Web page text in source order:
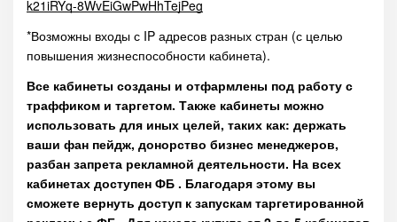
k21iRYq-8WvEiGwPwHhTejPeg
*Возможны входы с IP адресов разных стран (с целью
повышения жизнеспособности кабинета).
Все кабинеты созданы и отфармлены под работу с
траффиком и таргетом. Также кабинеты можно
использовать для иных целей, таких как: держать
ваши фан пейдж, донорство бизнес менеджеров,
разбан запрета рекламной деятельности. На всех
кабинетах доступен ФБ . Благодаря этому вы
сможете вернуть доступ к запускам таргетированной